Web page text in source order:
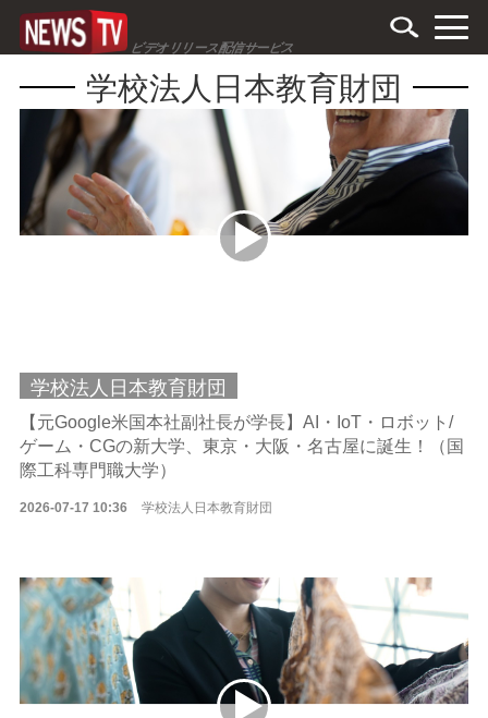
ビデオリリース配信サービス
学校法人日本教育財団
学校法人日本教育財団
【元Google米国本社副社長が学長】AI・IoT・ロボット/
ゲーム・CGの新大学、東京・大阪・名古屋に誕生！（国
際工科専門職大学）
2026-07-17 10:36 学校法人日本教育財団